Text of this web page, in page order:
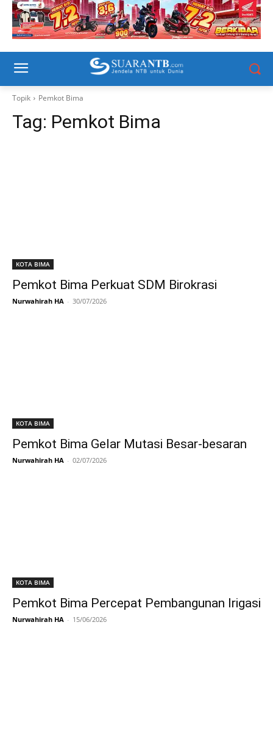
Topik Pemkot Bima
Tag: Pemkot Bima
KOTA BIMA
Pemkot Bima Perkuat SDM Birokrasi
Nurwahirah HA - 30/07/2026
KOTA BIMA
Pemkot Bima Gelar Mutasi Besar-besaran
Nurwahirah HA - 02/07/2026
KOTA BIMA
Pemkot Bima Percepat Pembangunan Irigasi
Nurwahirah HA - 15/06/2026